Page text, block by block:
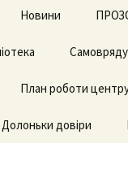
Новини
План роботи
Долоньки довіри